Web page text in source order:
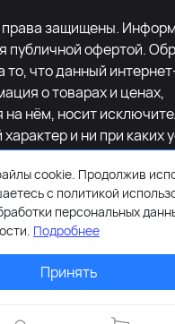
защищены.
публичной офертой.
что данный
о товарах и ценах,
на нём, носит
и ни при каких
офертой,
437 Гражданского
Для получения
и стоимости
пожалуйста,
с помощью специальной
+7-495-627-77-11.
cookie. Продолжив
с политикой
персональных
Подробнее
Принять